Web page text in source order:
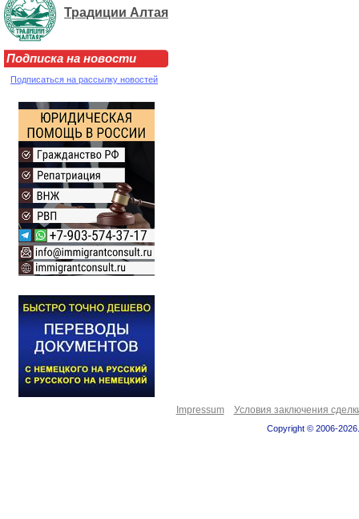
Традиции Алтая
Подписка на новости
Подписаться на рассылку новостей
Impressum Условия заключения
Copyright © 2006-